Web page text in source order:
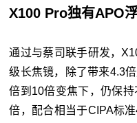
X100 Pro独有APO
通过与蔡司联手研发，
级长焦镜，除了带来4.3
倍到10倍变焦下，仍保
倍，配合相当于CIPA标